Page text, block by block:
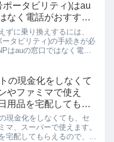
ポータビリティ)はau
なく電話がおすす
〜
ずに乗り換えするには、
ータビリティ)の手続きが必
はauの窓口ではなく電話
= window.a...
の現金化をしなくて
やファミマで使え
用品を宅配してもら
現金化をしなくても、セ
マ、スーパーで使えます。
宅配してもらえるので、現